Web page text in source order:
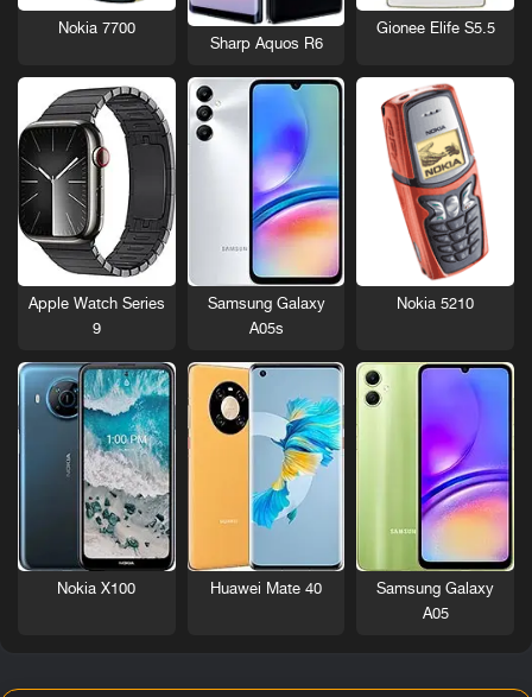
Gionee Elife S5.5
Sharp Aquos R6
Nokia 7700
Nokia 5210
Samsung Galaxy
A05s
Apple Watch Series
9
Samsung Galaxy
A05
Huawei Mate 40
Nokia X100